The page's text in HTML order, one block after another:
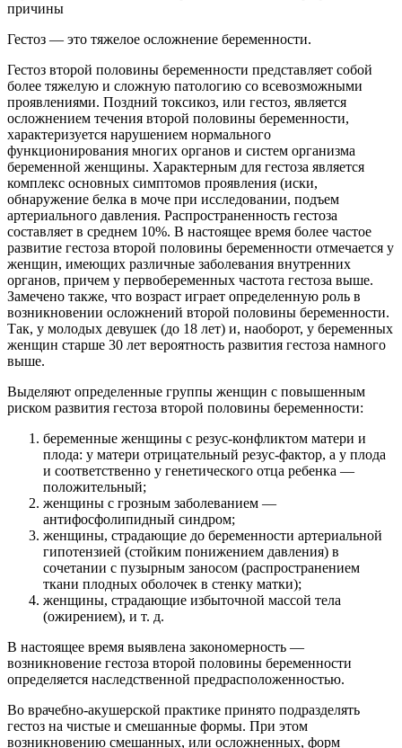
Гестоз — это тяжелое осложнение беременности.
Гестоз второй половины беременности представляет собой
более тяжелую и сложную патологию со всевозможными
проявлениями. Поздний токсикоз, или гестоз, является
осложнением течения второй половины беременности,
характеризуется нарушением нормального
функционирования многих органов и систем организма
беременной женщины. Характерным для гестоза является
комплекс основных симптомов проявления (иски,
обнаружение белка в моче при исследовании, подъем
артериального давления. Распространенность гестоза
составляет в среднем 10%. В настоящее время более частое
развитие гестоза второй половины беременности отмечается у
женщин, имеющих различные заболевания внутренних
органов, причем у первобеременных частота гестоза выше.
Замечено также, что возраст играет определенную роль в
возникновении осложнений второй половины беременности.
Так, у молодых девушек (до 18 лет) и, наоборот, у беременных
женщин старше 30 лет вероятность развития гестоза намного
выше.
Выделяют определенные группы женщин с повышенным
риском развития гестоза второй половины беременности:
беременные женщины с резус-конфликтом матери и
плода: у матери отрицательный резус-фактор, а у плода
и соответственно у генетического отца ребенка —
положительный;
женщины с грозным заболеванием —
антифосфолипидный синдром;
женщины, страдающие до беременности артериальной
гипотензией (стойким понижением давления) в
сочетании с пузырным заносом (распространением
ткани плодных оболочек в стенку матки);
женщины, страдающие избыточной массой тела
(ожирением), и т. д.
В настоящее время выявлена закономерность —
возникновение гестоза второй половины беременности
определяется наследственной предрасположенностью.
Во врачебно-акушерской практике принято подразделять
гестоз на чистые и смешанные формы. При этом
возникновению смешанных, или осложненных, форм